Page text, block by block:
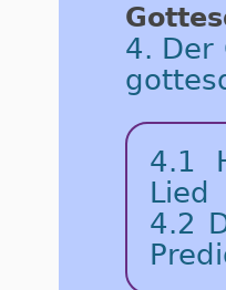
4. Der
4.1
Lied
4.2